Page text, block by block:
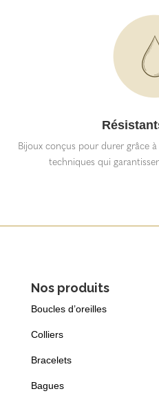
Bijoux conçus pour durer grâce
techniques qui
Nos produits
Boucles d’oreilles
Colliers
Bracelets
Bagues